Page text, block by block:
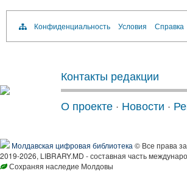
Конфиденциальность Условия Справка
Контакты редакции
О проекте · Новости ·
Молдавская цифровая библиотека © Все права
2019-2026, LIBRARY.MD - составная часть
Сохраняя наследие Молдовы